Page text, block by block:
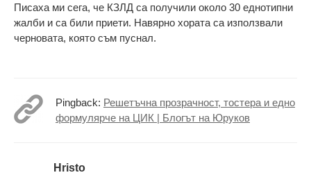
Писаха ми сега, че КЗЛД са получили около 30 еднотипни
жалби и са били приети. Навярно хората са използвали
черновата, която съм пуснал.
Pingback: Решетъчна прозрачност, тостера и едно
формулярче на ЦИК | Блогът на Юруков
Hristo